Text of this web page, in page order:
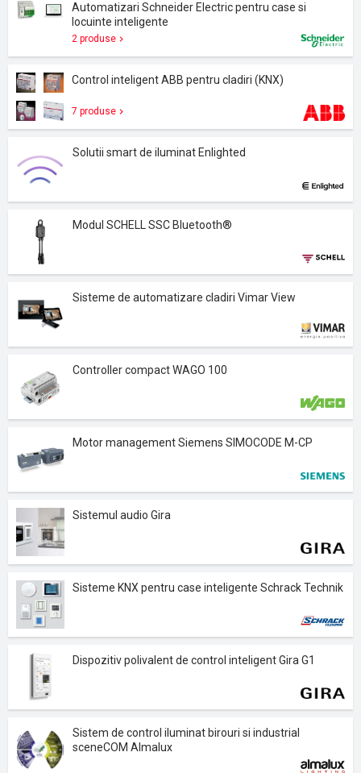
Automatizari Schneider Electric pentru case si
locuinte inteligente
2 produse
Control inteligent ABB pentru cladiri (KNX)
7 produse
Solutii smart de iluminat Enlighted
Modul SCHELL SSC Bluetooth®
Sisteme de automatizare cladiri Vimar View
Controller compact WAGO 100
Motor management Siemens SIMOCODE M-CP
Sistemul audio Gira
Sisteme KNX pentru case inteligente Schrack Technik
Dispozitiv polivalent de control inteligent Gira G1
Sistem de control iluminat birouri si industrial
sceneCOM Almalux